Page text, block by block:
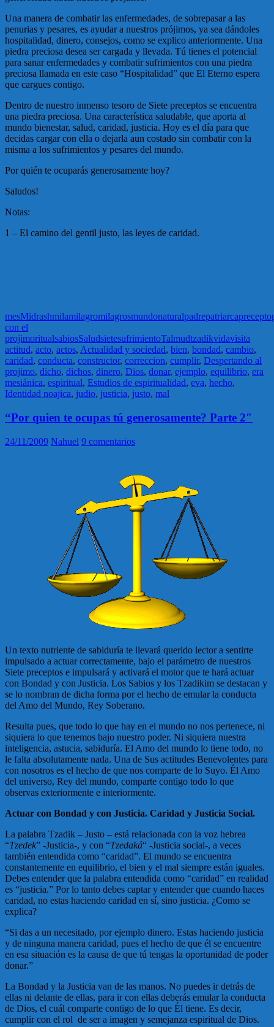
Una manera de combatir las enfermedades, de sobrepasar a las
penurias y pesares, es ayudar a nuestros prójimos, ya sea dándoles
hospitalidad, dinero, consejos, como se explico anteriormente. Una
piedra preciosa desea ser cargada y llevada. Tú tienes el potencial
para sanar enfermedades y combatir sufrimientos con una piedra
preciosa llamada en este caso “Hospitalidad” que El Eterno espera
que cargues contigo.
Dentro de nuestro inmenso tesoro de Siete preceptos se encuentra
una piedra preciosa. Una característica saludable, que aporta al
mundo bienestar, salud, caridad, justicia. Hoy es el día para que
decidas cargar con ella o dejarla aun costado sin combatir con la
misma a los sufrimientos y pesares del mundo.
Por quién te ocuparás generosamente hoy?
Saludos!
Notas:
1 – El camino del gentil justo, las leyes de caridad.
mesMidrashmilamilagromilagrosmundonaturalpadrepatriarcaprecepto
con el
projimoritualsabiosSaludsietesufrimientoTalmudtzadikvidavisita
actitud, acto, actos, Actualidad y sociedad, bien, bondad, cambio,
caridad, conducta, constructor, correccion, cumplir, Despertando al
projimo, dicho, dichos, dinero, Dios, donar, ejemplo, equilibrio, era
mesiánica, espiritual, Estudios de espiritualidad, eva, hecho,
Identidad noajica, judio, justicia, justo, mal
“Por quien te ocupas tú generosamente? Parte 2″
24/11/2009 Nahuel 9 comentarios
Un texto nutriente de sabiduría te llevará querido lector a sentirte
impulsado a actuar correctamente, bajo el parámetro de nuestros
Siete preceptos e impulsará y activará el motor que te hará actuar
con Bondad y con Justicia. Los Sabios y los Tzadikim se destacan y
se lo nombran de dicha forma por el hecho de emular la conducta
del Amo del Mundo, Rey Soberano.
Resulta pues, que todo lo que hay en el mundo no nos pertenece, ni
siquiera lo que tenemos bajo nuestro poder. Ni siquiera nuestra
inteligencia, astucia, sabiduría. El Amo del mundo lo tiene todo, no
le falta absolutamente nada. Una de Sus actitudes Benevolentes para
con nosotros es el hecho de que nos comparte de lo Suyo. Él Amo
del universo, Rey del mundo, comparte contigo todo lo que
observas exteriormente e interiormente.
Actuar con Bondad y con Justicia. Caridad y Justicia Social.
La palabra Tzadik – Justo – está relacionada con la voz hebrea
“Tzedek” -Justicia-, y con “Tzedaká“ -Justicia social-, a veces
también entendida como “caridad”. El mundo se encuentra
constantemente en equilibrio, el bien y el mal siempre están iguales.
Debes entender que la palabra entendida como “caridad” en realidad
es “justicia.” Por lo tanto debes captar y entender que cuando haces
caridad, no estas haciendo caridad en sí, sino justicia. ¿Como se
explica?
“Si das a un necesitado, por ejemplo dinero. Estas haciendo justicia
y de ninguna manera caridad, pues el hecho de que él se encuentre
en esa situación es la causa de que tú tengas la oportunidad de poder
donar.”
La Bondad y la Justicia van de las manos. No puedes ir detrás de
ellas ni delante de ellas, para ir con ellas deberás emular la conducta
de Dios, el cuál comparte contigo de lo que Él tiene. Es decir,
cumplir con el rol de ser a imagen y semejanza espiritual de Dios.